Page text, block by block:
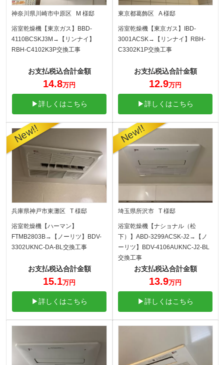
神奈川県川崎市中原区 M 様邸
浴室乾燥機【東京ガス】BBD-
4110BCSKJ3M→【リンナイ】
RBH-C4102K3P交換工事
お支払税込合計金額
14.8万円
▶詳しくはこちら
東京都葛飾区 A 様邸
浴室乾燥機【東京ガス】IBD-
3001ACSK→【リンナイ】RBH-
C3302K1P交換工事
お支払税込合計金額
12.9万円
▶詳しくはこちら
兵庫県神戸市東灘区 T 様邸
浴室乾燥機【ハーマン】
FTMB2803B→【ノーリツ】BDV-
3302UKNC-DA-BL交換工事
お支払税込合計金額
15.1万円
▶詳しくはこちら
埼玉県所沢市 T 様邸
浴室乾燥機【ナショナル（松
下）】ABD-3299ACSK-J2→【ノ
ーリツ】BDV-4106AUKNC-J2-BL
交換工事
お支払税込合計金額
13.9万円
▶詳しくはこちら